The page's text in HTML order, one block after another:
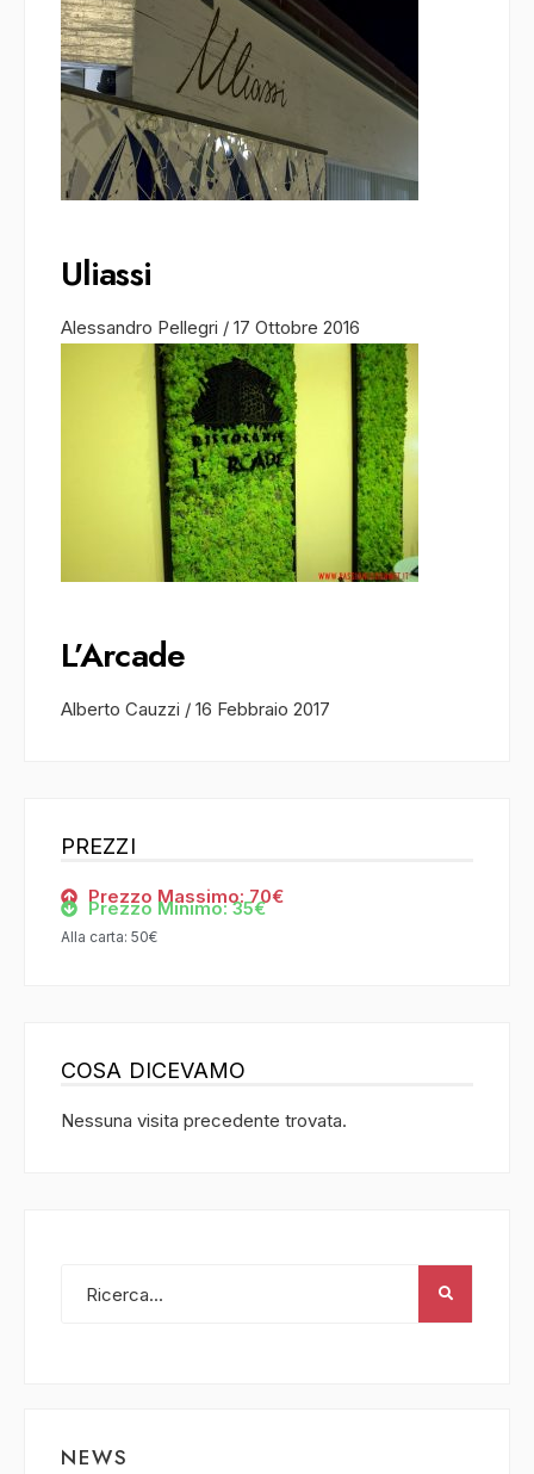
Uliassi
Alessandro Pellegri / 17 Ottobre 2016
L’Arcade
Alberto Cauzzi / 16 Febbraio 2017
PREZZI
Prezzo Massimo: 70€
Prezzo Minimo: 35€
Alla carta: 50€
COSA DICEVAMO
Nessuna visita precedente trovata.
NEWS